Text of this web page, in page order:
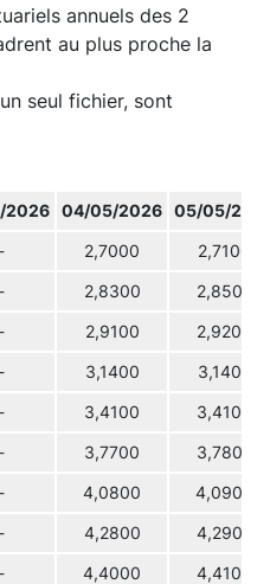
annuels des 2
au plus proche la
seul fichier, sont
2026 04/05/2026 05/05/
- 2,7000 2,7100
- 2,8300 2,8500
- 2,9100 2,9200
- 3,1400 3,1400
- 3,4100 3,4100
- 3,7700 3,7800
- 4,0800 4,0900
- 4,2800 4,2900
- 4,4000 4,4100